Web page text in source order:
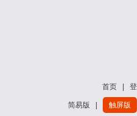
首页
简易版 触屏版